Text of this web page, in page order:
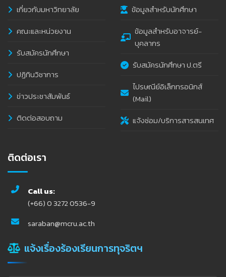
เกี่ยวกับมหาวิทยาลัย
คณะและหน่วยงาน
รับสมัครนักศึกษา
ปฏิทินวิชาการ
ข่าวประชาสัมพันธ์
ติดต่อสอบถาม
ข้อมูลสำหรับนักศึกษา
ข้อมูลสำหรับอาจารย์-
บุคลากร
รับสมัครนักศึกษา ป.ตรี
ไปรษณีย์อิเล็กทรอนิกส์
(Mail)
แจ้งซ่อม/บริการสารสนเทศ
ติดต่อเรา
Call us:
(+66) 0 3272 0536-9
saraban@mcru.ac.th
แจ้งเรื่องร้องเรียนการทุจริตฯ